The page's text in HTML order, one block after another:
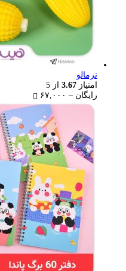
نرمالو
امتیاز 3.67 از 5
رایگان – ۶۷,۰۰۰
range:
through
۶۷,۰۰۰ تومان